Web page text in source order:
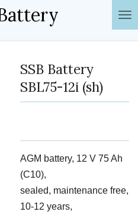
SSB Battery
SBL75-12i (sh)
AGM battery, 12 V 75 Ah
(C10),
sealed, maintenance free,
10-12 years,